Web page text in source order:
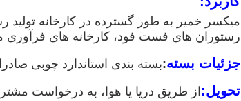
میکسر خمیر به طور گسترده در کارخانه
رستوران های فست فود، کارخانه های فرآوری
جزئیات بسته:بسته بندی استاندارد چوبی
تحویل: از طریق دریا یا هوا، به درخواست